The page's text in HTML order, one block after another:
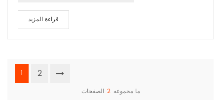
قراءة المزيد
1 2
ما مجموعه 2 الصفحات